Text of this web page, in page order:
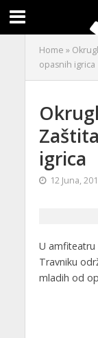
Home »
opasnih igrica
igrica
12 Juna,
U amfiteatru
Travniku
mladih od